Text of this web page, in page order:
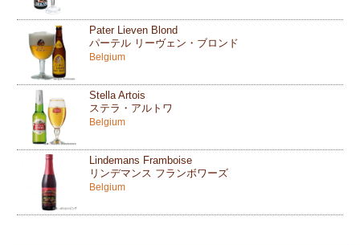
Pater Lieven Blond
パーテル リーヴェン・ブロンド
Belgium
Stella Artois
ステラ・アルトワ
Belgium
Lindemans Framboise
リンデマンス フランボワーズ
Belgium